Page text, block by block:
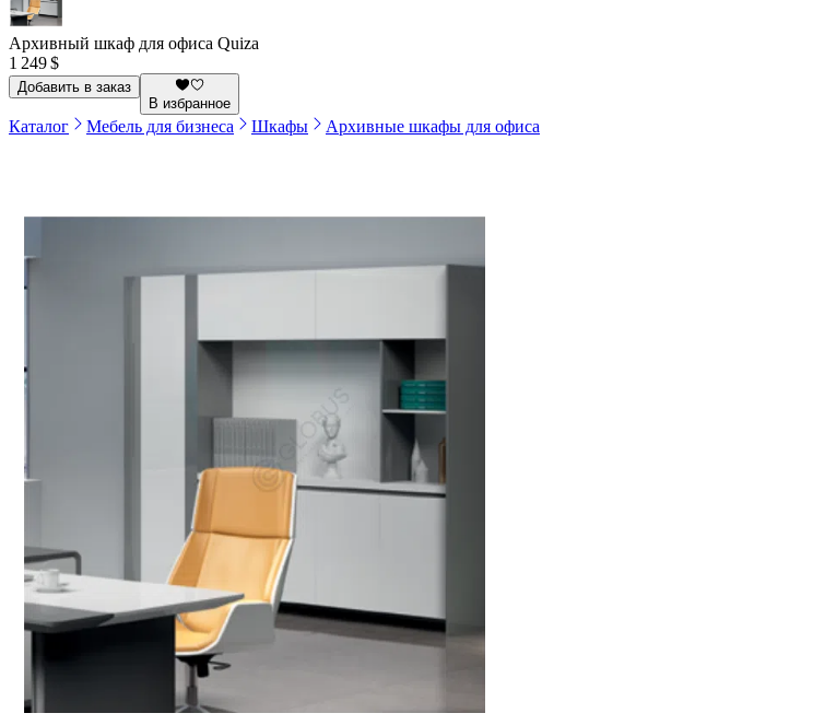
Архивный шкаф для офиса Quiza
1 249 $
Добавить в заказ
В избранное
Каталог Мебель для бизнеса Шкафы Архивные шкафы для офиса